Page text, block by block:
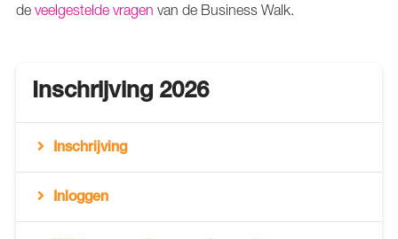
de veelgestelde vragen van de Business Walk.
Inschrijving 2026
Inschrijving
Inloggen